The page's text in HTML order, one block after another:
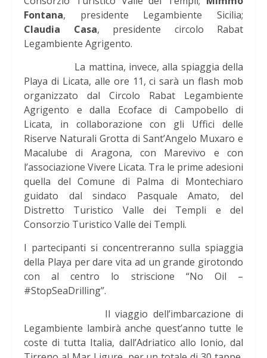
Fontana, presidente Legambiente Sicilia;
Claudia Casa, presidente circolo Rabat
Legambiente Agrigento.
La mattina, invece, alla spiaggia della
Playa di Licata, alle ore 11, ci sarà un flash mob
organizzato dal Circolo Rabat Legambiente
Agrigento e dalla Ecoface di Campobello di
Licata, in collaborazione con gli Uffici delle
Riserve Naturali Grotta di Sant’Angelo Muxaro e
Macalube di Aragona, con Marevivo e con
l’associazione Vivere Licata. Tra le prime adesioni
quella del Comune di Palma di Montechiaro
guidato dal sindaco Pasquale Amato, del
Distretto Turistico Valle dei Templi e del
Consorzio Turistico Valle dei Templi.
I partecipanti si concentreranno sulla spiaggia
della Playa per dare vita ad un grande girotondo
con al centro lo striscione “No Oil –
#StopSeaDrilling”.
Il viaggio dell’imbarcazione di
Legambiente lambirà anche quest’anno tutte le
coste di tutta Italia, dall’Adriatico allo Ionio, dal